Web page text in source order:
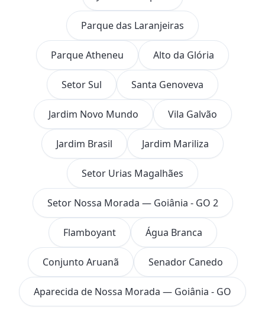
Parque das Laranjeiras
Parque Atheneu Alto da Glória
Setor Sul Santa Genoveva
Jardim Novo Mundo Vila Galvão
Jardim Brasil Jardim Mariliza
Setor Urias Magalhães
Setor Nossa Morada — Goiânia - GO 2
Flamboyant Água Branca
Conjunto Aruanã Senador Canedo
Aparecida de Nossa Morada — Goiânia - GO